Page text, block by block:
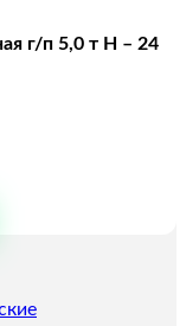
г/п 5,0 т Н – 24